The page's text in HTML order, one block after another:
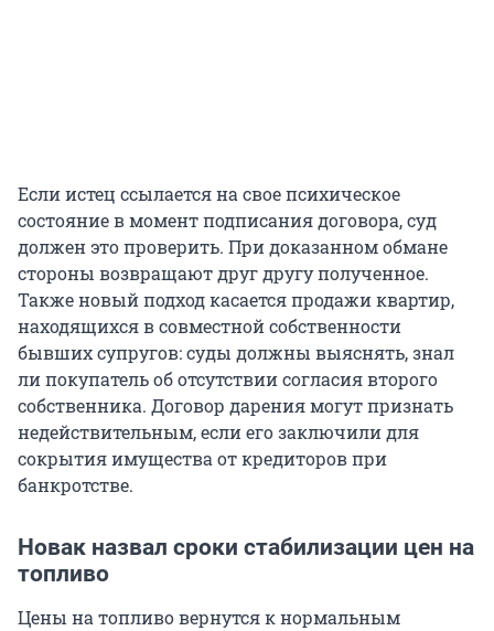
Если истец ссылается на свое психическое
состояние в момент подписания договора, суд
должен это проверить. При доказанном обмане
стороны возвращают друг другу полученное.
Также новый подход касается продажи квартир,
находящихся в совместной собственности
бывших супругов: суды должны выяснять, знал
ли покупатель об отсутствии согласия второго
собственника. Договор дарения могут признать
недействительным, если его заключили для
сокрытия имущества от кредиторов при
банкротстве.
Новак назвал сроки стабилизации цен на
топливо
Цены на топливо вернутся к нормальным